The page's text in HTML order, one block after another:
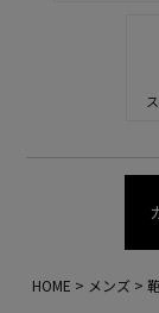
HOME メンズ 鞄